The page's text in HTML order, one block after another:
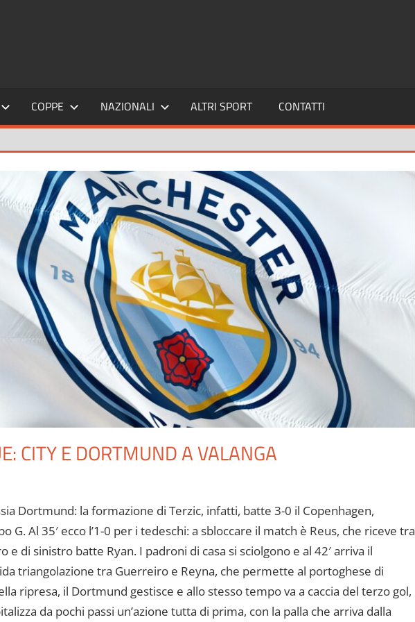
COPPE NAZIONALI ALTRI SPORT CONTATTI
CITY E DORTMUND A VALANGA
Dortmund: la formazione di Terzic, infatti, batte 3-0 il Copenhagen,
G. Al 35′ ecco l’1-0 per i tedeschi: a sbloccare il match è Reus, che riceve tra
e di sinistro batte Ryan. I padroni di casa si sciolgono e al 42′ arriva il
triangolazione tra Guerreiro e Reyna, che permette al portoghese di
ripresa, il Dortmund gestisce e allo stesso tempo va a caccia del terzo gol,
da pochi passi un’azione tutta di prima, con la palla che arriva dalla